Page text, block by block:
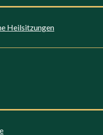
Heilsitzungen